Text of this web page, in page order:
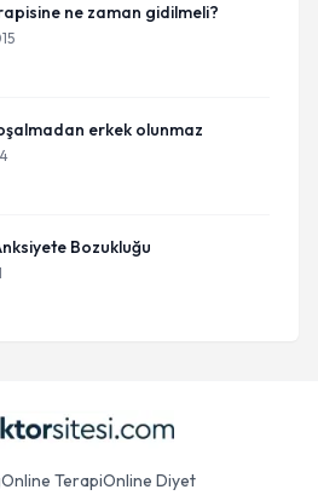
ne zaman gidilmeli?
erkek olunmaz
Bozukluğu
Online TerapiOnline Diyet